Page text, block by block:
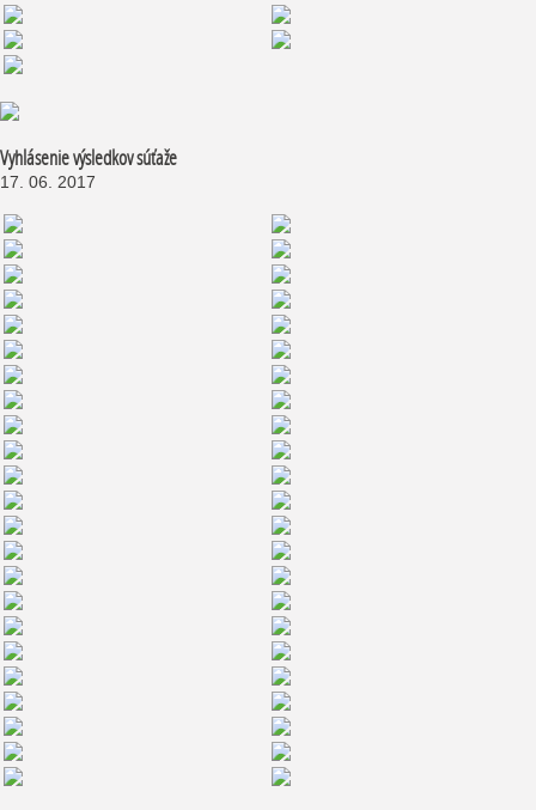
Vyhlásenie výsledkov súťaže
17. 06. 2017